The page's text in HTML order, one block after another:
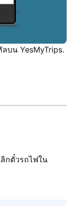
บน YesMyTrips.
กตั๋วรถไฟใน